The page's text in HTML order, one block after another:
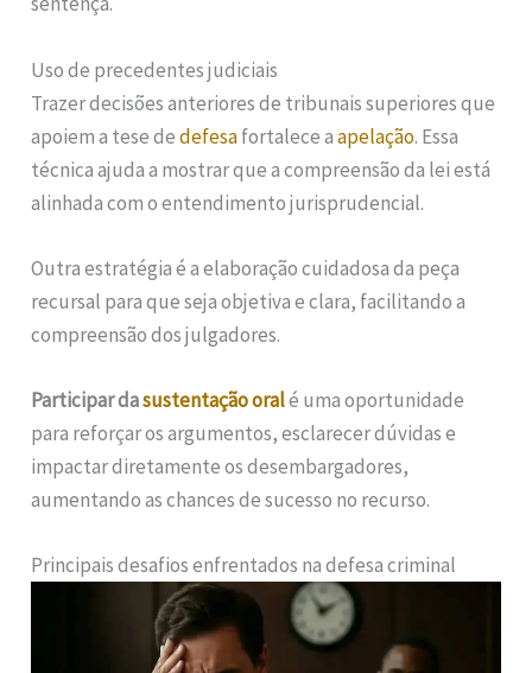
Uso de precedentes judiciais
Trazer decisões anteriores de tribunais superiores que
apoiem a tese dedefesafortalece aapelação. Essa
técnica ajuda a mostrar que a compreensão da lei está
alinhada com o entendimento jurisprudencial.
Outra estratégia é a elaboração cuidadosa da peça
recursal para que seja objetiva e clara, facilitando a
compreensão dos julgadores.
Participar dasustentação oralé uma oportunidade
para reforçar os argumentos, esclarecer dúvidas e
impactar diretamente os desembargadores,
aumentando as chances de sucesso no recurso.
Principais desafios enfrentados na defesa criminal